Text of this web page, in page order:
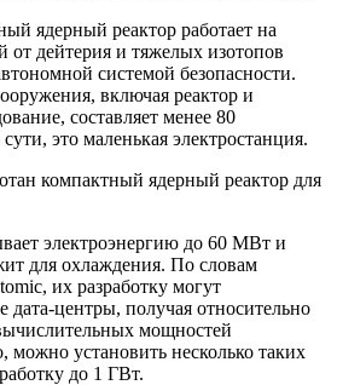
ядерный реактор работает на
от дейтерия и тяжелых изотопов
системой безопасности.
включая реактор и
составляет менее 80
это маленькая электростанция.
электроэнергию до 60 МВт и
для охлаждения. По словам
их разработку могут
дата-центры, получая относительно
мощностей
можно установить несколько таких
до 1 ГВт.